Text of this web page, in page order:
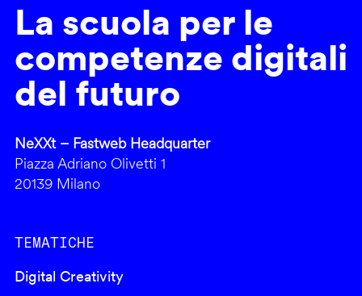
La scuola per le
competenze digitali
del futuro
NeXXt – Fastweb Headquarter
Piazza Adriano Olivetti 1
20139 Milano
TEMATICHE
Digital Creativity